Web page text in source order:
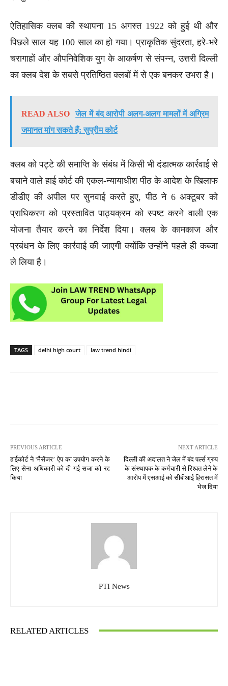
ऐतिहासिक क्लब की स्थापना 15 अगस्त 1922 को हुई थी और
पिछले साल यह 100 साल का हो गया। प्राकृतिक सुंदरता, हरे-भरे
चरागाहों और औपनिवेशिक युग के आकर्षण से संपन्न, उत्तरी दिल्ली
का क्लब देश के सबसे प्रतिष्ठित क्लबों में से एक बनकर उभरा है।
READ ALSO
जेल में बंद आरोपी अलग-अलग मामलों में अग्रिम
जमानत मांग सकते हैं: सुप्रीम कोर्ट
क्लब को पट्टे की समाप्ति के संबंध में किसी भी दंडात्मक कार्रवाई से
बचाने वाले हाई कोर्ट की एकल-न्यायाधीश पीठ के आदेश के खिलाफ
डीडीए की अपील पर सुनवाई करते हुए, पीठ ने 6 अक्टूबर को
प्राधिकरण को प्रस्तावित पाठ्यक्रम को स्पष्ट करने वाली एक
योजना तैयार करने का निर्देश दिया। क्लब के कामकाज और
प्रबंधन के लिए कार्रवाई की जाएगी क्योंकि उन्होंने पहले ही कब्जा
ले लिया है।
TAGS delhi high court law trend hindi
PREVIOUS ARTICLE
हाईकोर्ट ने ‘मैसेंजर’ ऐप का उपयोग करने के
लिए सेना अधिकारी को दी गई सजा को रद्द
किया
NEXT ARTICLE
दिल्ली की अदालत ने जेल में बंद पर्ल्स ग्रुप
के संस्थापक के कर्मचारी से रिश्वत लेने के
आरोप में एसआई को सीबीआई हिरासत में
भेज दिया
PTI News
RELATED ARTICLES